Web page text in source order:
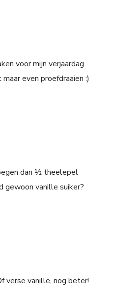
voor mijn verjaardag
even proefdraaien :)
dan ½ theelepel
gewoon vanille suiker?
verse vanille, nog beter!